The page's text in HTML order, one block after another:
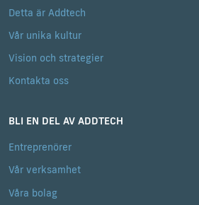
Detta är Addtech
Vår unika kultur
Vision och strategier
Kontakta oss
BLI EN DEL AV ADDTECH
Entreprenörer
Vår verksamhet
Våra bolag